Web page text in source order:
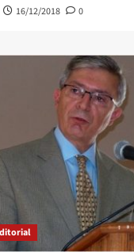
16/12/2018 0